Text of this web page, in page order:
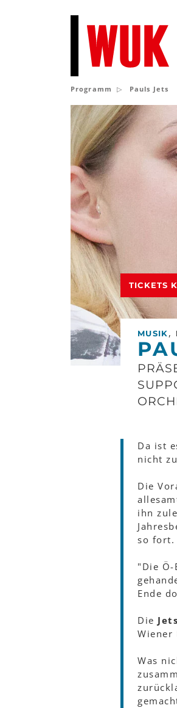
Programm Pauls Jets
TICKETS
MUSIK,
Da ist
nicht
Die
ihn
so fort.
"Die Ö-
Ende
Die Jets
Wiener
Was